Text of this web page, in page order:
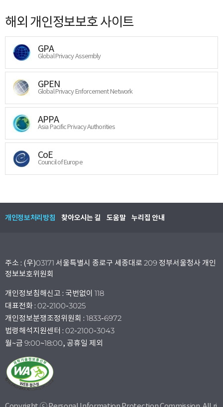
해외 개인정보보호 사이트
GPA
Global Privacy Assembly
GPEN
Global Privacy Enforcement Network
APPA
Asia Pacific Privacy Authorities
CoE
Council of Europe
개인정보처리방침 찾아오시는 길 도움말 누리집 안내
주소 : (우)03171 서울특별시 종로구 세종대로 209 정부서울청사 개인
정보보호위원회
개인정보침해신고 : 국번없이 118
대표전화 : 02-2100-3025
개인정보분쟁조정위원회 : 1833-6972
법령해석지원센터 : 02-2100-3043
월~금 9:00~18:00, 공휴일 제외